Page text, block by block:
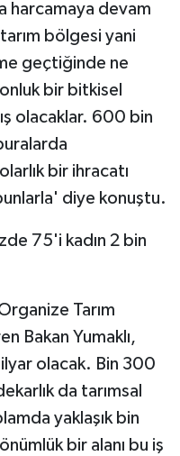
harcamaya devam
bölgesi yani
geçtiğinde ne
bir bitkisel
olacaklar. 600 bin
bir ihracatı
diye konuştu.
75'i kadın 2 bin
Tarım
Bakan Yumaklı,
olacak. Bin 300
da tarımsal
yaklaşık bin
bir alanı bu iş